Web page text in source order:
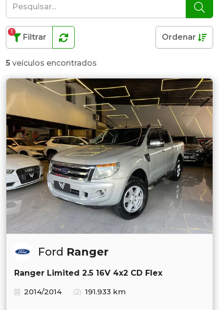
Filtrar
1
Ordenar
5 veículos encontrados
Ford Ranger
Ranger Limited 2.5 16V 4x2 CD Flex
2014/2014
191.933 km